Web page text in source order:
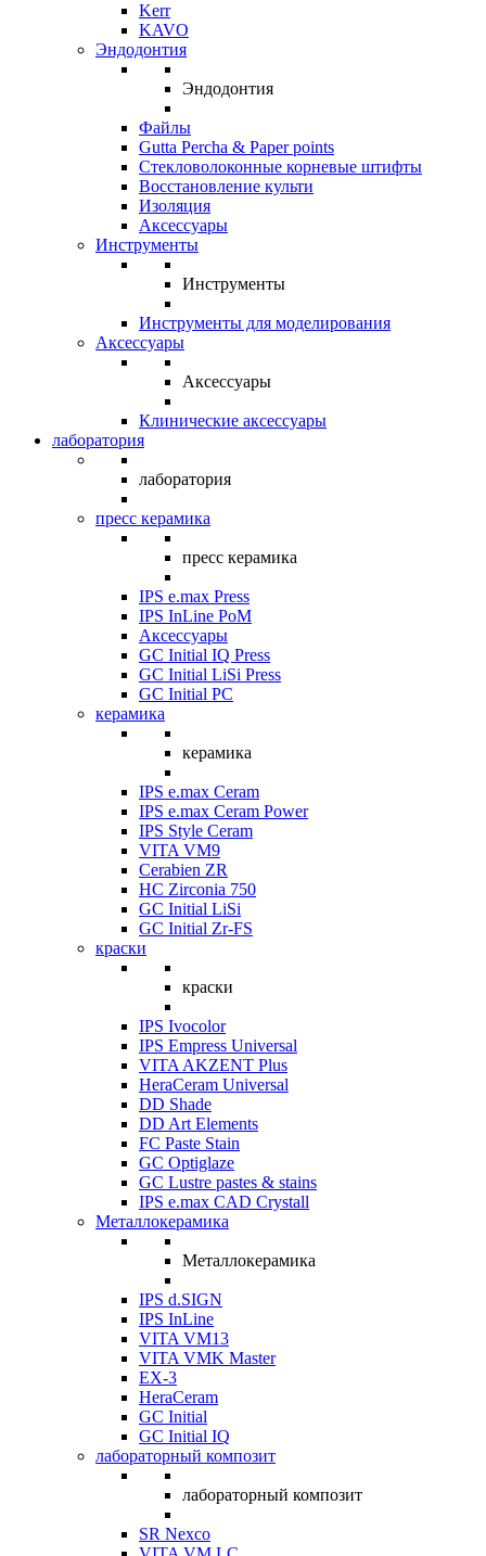
Kerr
KAVO
Эндодонтия
Эндодонтия
Файлы
Gutta Percha & Paper points
Стекловолоконные корневые штифты
Восстановление культи
Изоляция
Аксессуары
Инструменты
Инструменты
Инструменты для моделирования
Аксессуары
Аксессуары
Клинические аксессуары
лаборатория
лаборатория
пресс керамика
пресс керамика
IPS e.max Press
IPS InLine PoM
Аксессуары
GC Initial IQ Press
GC Initial LiSi Press
GC Initial PC
керамика
керамика
IPS e.max Ceram
IPS e.max Ceram Power
IPS Style Ceram
VITA VM9
Cerabien ZR
HC Zirconia 750
GC Initial LiSi
GC Initial Zr-FS
краски
краски
IPS Ivocolor
IPS Empress Universal
VITA AKZENT Plus
HeraCeram Universal
DD Shade
DD Art Elements
FC Paste Stain
GC Optiglaze
GC Lustre pastes & stains
IPS e.max CAD Crystall
Металлокерамика
Металлокерамика
IPS d.SIGN
IPS InLine
VITA VM13
VITA VMK Master
EX-3
HeraCeram
GC Initial
GC Initial IQ
лабораторный композит
лабораторный композит
SR Nexco